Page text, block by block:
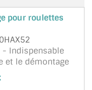
pour roulettes
- Indispensable
et le démontage
Unité de